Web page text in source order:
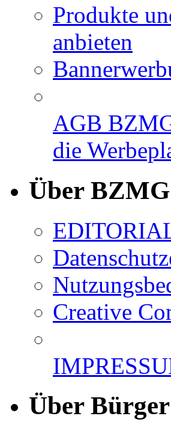
Produkte
anbieten
AGB
die
Über BZMG
Creative
Über